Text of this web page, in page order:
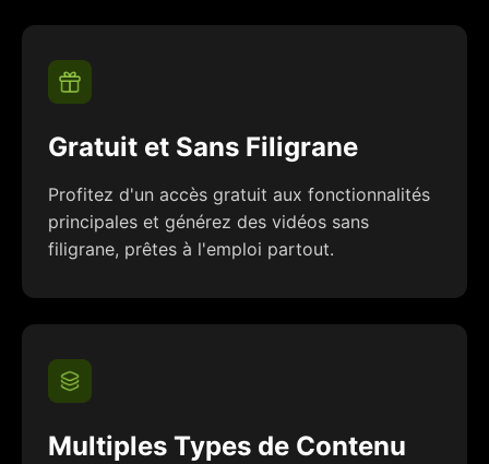
Gratuit et Sans Filigrane
Profitez d'un accès gratuit aux fonctionnalités
principales et générez des vidéos sans
filigrane, prêtes à l'emploi partout.
Multiples Types de Contenu